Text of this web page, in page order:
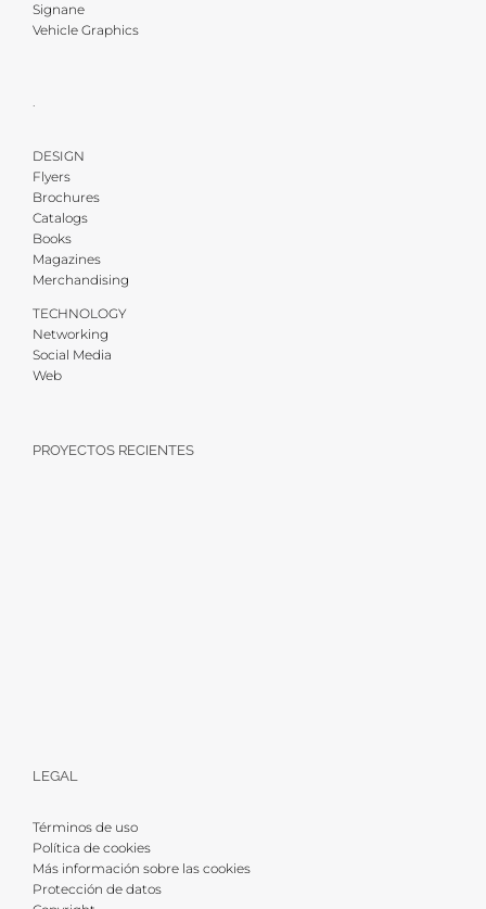
Signane
Vehicle Graphics
·
DESIGN
Flyers
Brochures
Catalogs
Books
Magazines
Merchandising
TECHNOLOGY
Networking
Social Media
Web
PROYECTOS RECIENTES
LEGAL
Términos de uso
Política de cookies
Más información sobre las cookies
Protección de datos